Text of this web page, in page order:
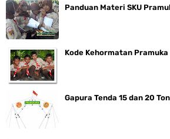
Panduan Materi SKU
Kode Kehormatan Pramuka
Gapura Tenda 15 dan 20